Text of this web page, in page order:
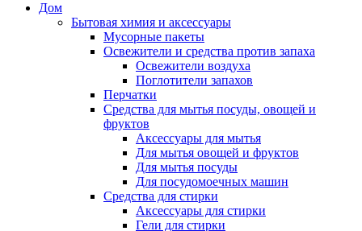
Дом
Бытовая химия и аксессуары
Мусорные пакеты
Освежители и средства против запаха
Освежители воздуха
Поглотители запахов
Перчатки
Средства для мытья посуды, овощей и
фруктов
Аксессуары для мытья
Для мытья овощей и фруктов
Для мытья посуды
Для посудомоечных машин
Средства для стирки
Аксессуары для стирки
Гели для стирки